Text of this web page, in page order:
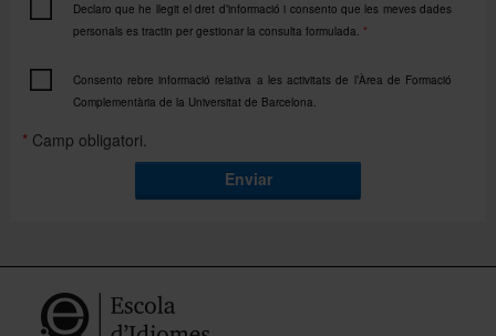
Declaro que he llegit el dret d’informació i consento que les meves dades
personals es tractin per gestionar la consulta formulada. *
Consento rebre informació relativa a les activitats de l’Àrea de Formació
Complementària de la Universitat de Barcelona.
* Camp obligatori.
Enviar